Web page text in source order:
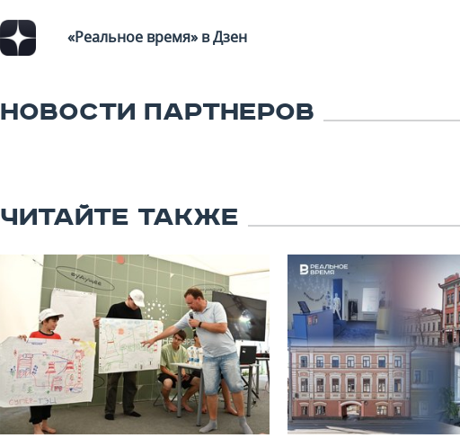
«Реальное время» в Дзен
НОВОСТИ ПАРТНЕРОВ
ЧИТАЙТЕ ТАКЖЕ